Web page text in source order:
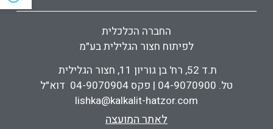
החברה הכלכלית
לפיתוח חצור הגלילית בע״מ
ת.ד 52, רח' בן גוריון 11, חצור הגלילית
טל. 04-9070900 | פקס 04-9070904 דוא״ל
lishka@kalkalit-hatzor.com
לאתר המועצה